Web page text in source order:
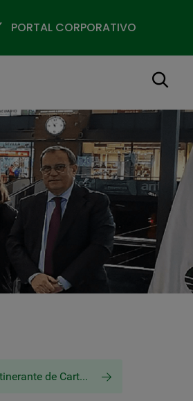
Selecciona
Buscar
Exposición divulgativa itinerante de Carteles Prevención Siglo XX